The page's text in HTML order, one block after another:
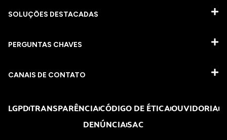
SOLUÇÕES DESTACADAS
PERGUNTAS CHAVES​
CANAIS DE CONTATO
LGPDTRANSPARÊNCIACÓDIGO DE ÉTICAOUVIDORIA
DENÚNCIASAC